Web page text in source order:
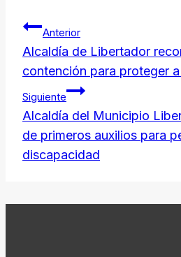
de
Anterior
Alcaldía de Libertador
contención para proteger
Siguiente
Alcaldía del Municipio
de primeros auxilios para
discapacidad